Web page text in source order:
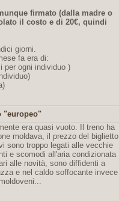
firmato (dalla madre o
il costo e di 20€, quindi
giorni.
fa era di:
per ogni individuo )
"europeo"
era quasi vuoto. Il treno ha
moldava, il prezzo del biglietto
sono troppo legati alle vecchie
e scomodi all'aria condizionata
alle novità, sono diffidenti a
e nel caldo soffocante invece